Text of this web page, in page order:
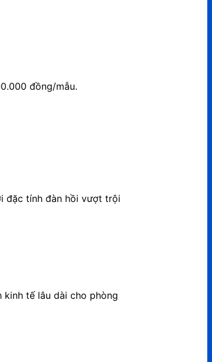
đồng/mẫu.
đặc tính đàn hồi vượt trội
tế lâu dài cho phòng